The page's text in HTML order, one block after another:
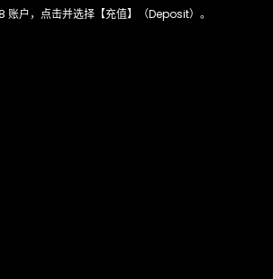
账户，点击并选择【充值】（Deposit）。